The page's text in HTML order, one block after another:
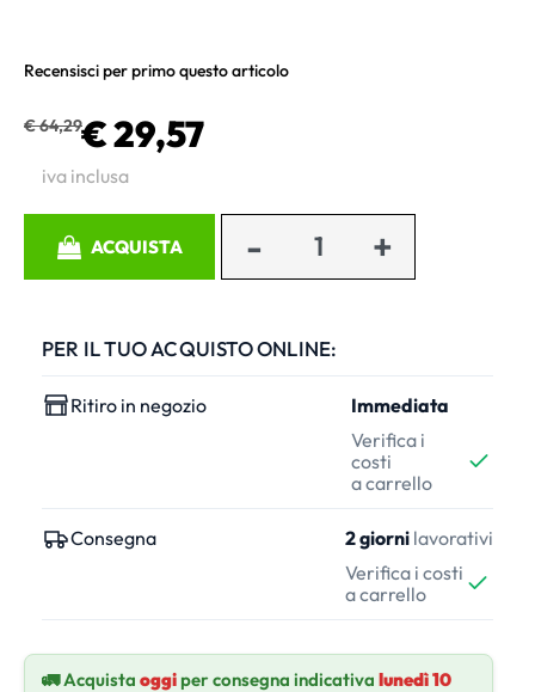
Recensisci per primo questo articolo
€ 64,29€ 29,57
iva inclusa
ACQUISTA
PER IL TUO ACQUISTO ONLINE:
Ritiro in negozio
Immediata
Verifica i
costi
a carrello
Consegna 2 giorni lavorativi
Verifica i costi
a carrello
🚛 Acquista oggiper consegna indicativa lunedì 10